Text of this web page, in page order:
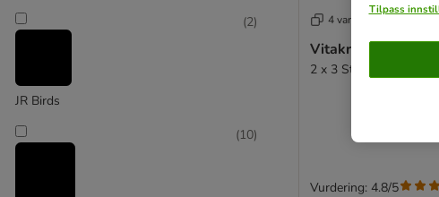
Vitakraft
JR Birds
(2)
(10)
4 varianter
Vitakraft Kjeks til
2 x 3 Sticks: honning/
Vurdering: 4.8/5
Tilpass